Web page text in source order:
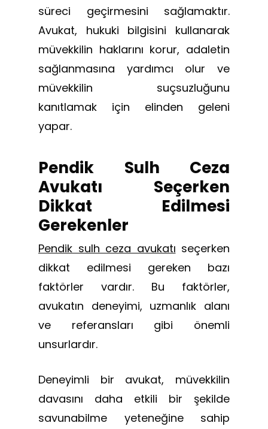
süreci geçirmesini sağlamaktır.
Avukat, hukuki bilgisini kullanarak
müvekkilin haklarını korur, adaletin
sağlanmasına yardımcı olur ve
müvekkilin suçsuzluğunu
kanıtlamak için elinden geleni
yapar.
Pendik Sulh Ceza
Avukatı Seçerken
Dikkat Edilmesi
Gerekenler
Pendik sulh ceza avukatı seçerken
dikkat edilmesi gereken bazı
faktörler vardır. Bu faktörler,
avukatın deneyimi, uzmanlık alanı
ve referansları gibi önemli
unsurlardır.
Deneyimli bir avukat, müvekkilin
davasını daha etkili bir şekilde
savunabilme yeteneğine sahip